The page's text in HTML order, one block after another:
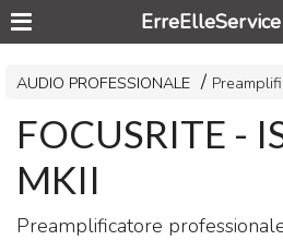
AUDIO PROFESSIONALE
FOCUSRITE -
MKII
Preamplificatore